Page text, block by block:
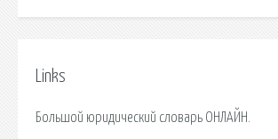
Links
Большой юридический словарь ОНЛАЙН.